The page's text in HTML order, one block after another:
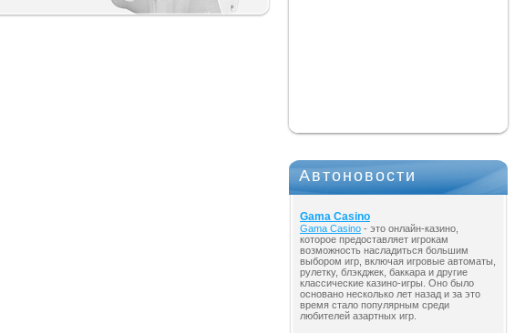
Автоновости
Gama Casino
Gama Casino - это онлайн-казино,
которое предоставляет игрокам
возможность насладиться большим
выбором игр, включая игровые автоматы,
рулетку, блэкджек, баккара и другие
классические казино-игры. Оно было
основано несколько лет назад и за это
время стало популярным среди
любителей азартных игр.